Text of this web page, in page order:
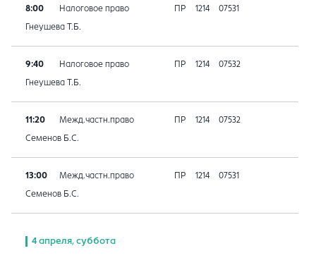
8:00 Налоговое право ПР 1214 07531
Гнеушева Т.Б.
9:40 Налоговое право ПР 1214 07532
Гнеушева Т.Б.
11:20 Межд.частн.право ПР 1214 07532
Семенов Б.С.
13:00 Межд.частн.право ПР 1214 07531
Семенов Б.С.
4 апреля, суббота